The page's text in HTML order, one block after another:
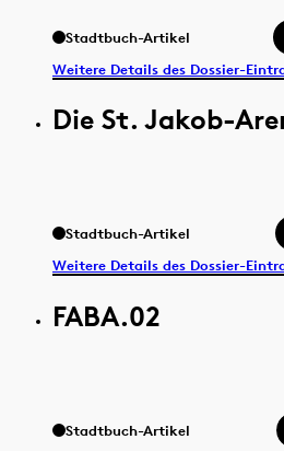
Stadtbuch-Artikel
Weitere Details des Dossier-
Die St. Jakob-
Stadtbuch-Artikel
Weitere Details des Dossier-
FABA.02
Stadtbuch-Artikel